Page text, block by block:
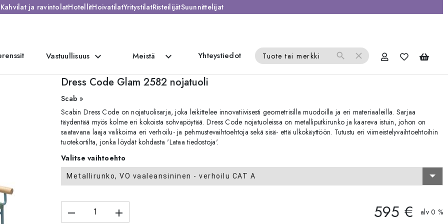
Kahvilat ja ravintolatHotellitHoivatilatYritystilatRisteilijätSuunnittelijat
Vastuullisuus expand_more Meistä expand_more Yhteystiedot Tuote tai merkki search close
Dress Code Glam 2582 nojatuoli
Scab »
Scabin Dress Code on nojatuolisarja, joka leikittelee innovatiivisesti geometrisilla muodoilla ja eri materiaaleilla. Sarjaa
täydentää myös kolme eri kokoista sohvapöytää. Dress Code nojatuoleissa on metalliputkirunko ja kaareva istuin, johon on
saatavana laaja valikoima eri verhoilu- ja pehmustevaihtoehtoja sekä sisä- että ulkokäyttöön. Tutustu eri viimeistelyvaihtoehtoihin
tuotekortilta, jonka löydät kohdasta 'Lataa tiedostoja'.
Valitse vaihtoehto
Metallirunko, VO vaaleansininen - verhoilu CAT A
remove add 595 € alv 0 %